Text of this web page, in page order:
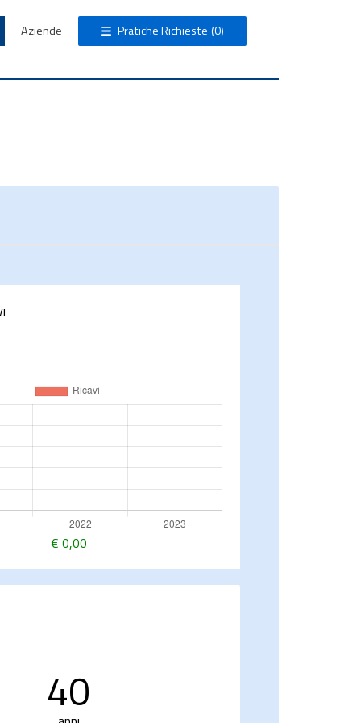
Aziende Pratiche Richieste (0)
€ 0,00
40